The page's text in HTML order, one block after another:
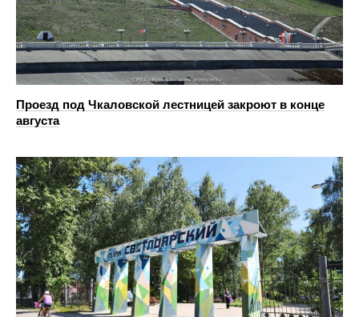
Проезд под Чкаловской лестницей закроют в конце
августа